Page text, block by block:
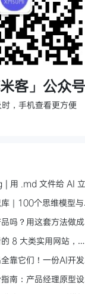
客」公众号
，手机查看更方便
用 .md 文件给 AI 立
｜100个思维模型与
吗？用这套方法做成
8 大类实用网站，工
靠它们！一份AI开发
南：产品经理原型设